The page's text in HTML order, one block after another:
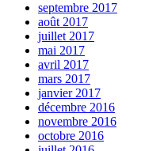
septembre 2017
août 2017
juillet 2017
mai 2017
avril 2017
mars 2017
janvier 2017
décembre 2016
novembre 2016
octobre 2016